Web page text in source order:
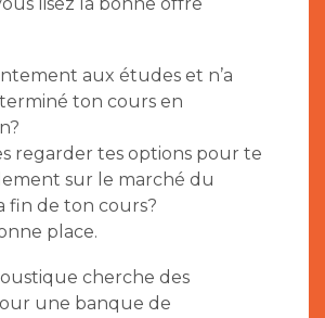
aux études et n’a
ton cours en
regarder tes options pour te
sur le marché du
fin de ton cours?
place.
cherche des
une banque de